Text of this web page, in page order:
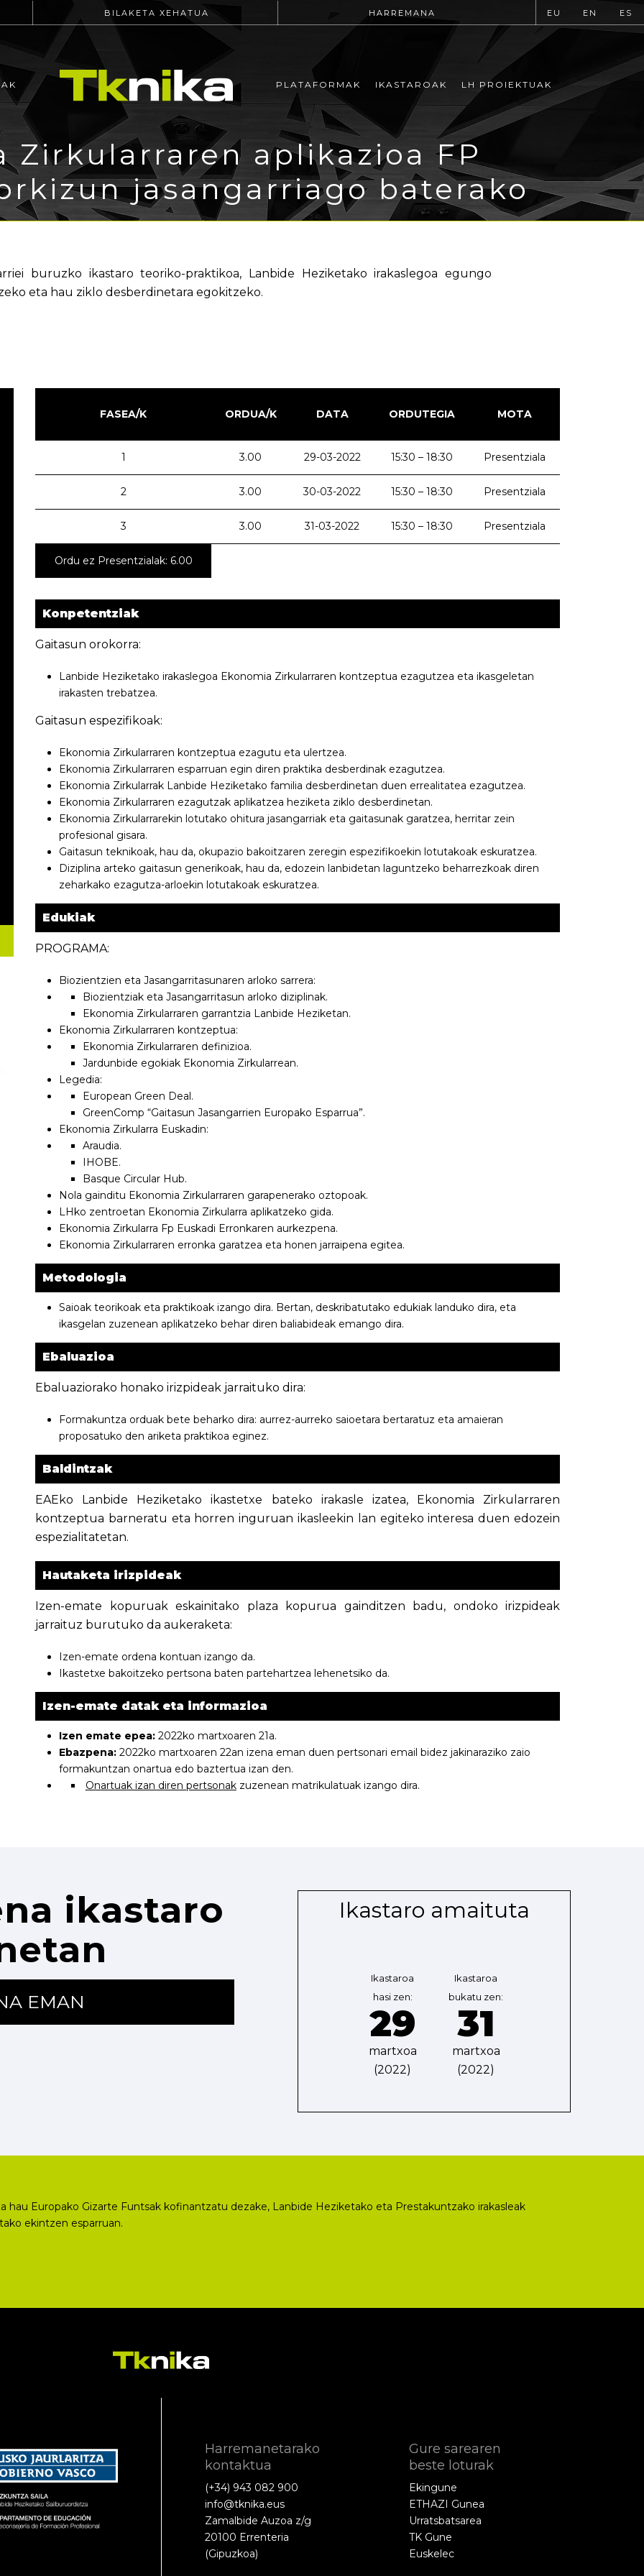
BILAKETA XEHATUA HARREMANA EU EN ES
PLATAFORMAK IKASTAROAK LH PROIEKTUAK
Zirkularraren aplikazioa FP
jasangarriago baterako
buruzko ikastaro teoriko-praktikoa, Lanbide Heziketako irakaslegoa egungo
eta hau ziklo desberdinetara egokitzeko.
FASEA/K ORDUA/K DATA ORDUTEGIA MOTA
1 3.00 29-03-2022 15:30 – 18:30 Presentziala
2 3.00 30-03-2022 15:30 – 18:30 Presentziala
3 3.00 31-03-2022 15:30 – 18:30 Presentziala
Ordu ez Presentzialak: 6.00
Konpetentziak
Gaitasun orokorra:
Lanbide Heziketako irakaslegoa Ekonomia Zirkularraren kontzeptua ezagutzea eta ikasgeletan
irakasten trebatzea.
Gaitasun espezifikoak:
Ekonomia Zirkularraren kontzeptua ezagutu eta ulertzea.
Ekonomia Zirkularraren esparruan egin diren praktika desberdinak ezagutzea.
Ekonomia Zirkularrak Lanbide Heziketako familia desberdinetan duen errealitatea ezagutzea.
Ekonomia Zirkularraren ezagutzak aplikatzea heziketa ziklo desberdinetan.
Ekonomia Zirkularrarekin lotutako ohitura jasangarriak eta gaitasunak garatzea, herritar zein
profesional gisara.
Gaitasun teknikoak, hau da, okupazio bakoitzaren zeregin espezifikoekin lotutakoak eskuratzea.
Diziplina arteko gaitasun generikoak, hau da, edozein lanbidetan laguntzeko beharrezkoak diren
zeharkako ezagutza-arloekin lotutakoak eskuratzea.
Edukiak
PROGRAMA:
Biozientzien eta Jasangarritasunaren arloko sarrera:
Biozientziak eta Jasangarritasun arloko diziplinak.
Ekonomia Zirkularraren garrantzia Lanbide Heziketan.
Ekonomia Zirkularraren kontzeptua:
Ekonomia Zirkularraren definizioa.
Jardunbide egokiak Ekonomia Zirkularrean.
Legedia:
European Green Deal.
GreenComp “Gaitasun Jasangarrien Europako Esparrua”.
Ekonomia Zirkularra Euskadin:
Araudia.
IHOBE.
Basque Circular Hub.
Nola gainditu Ekonomia Zirkularraren garapenerako oztopoak.
LHko zentroetan Ekonomia Zirkularra aplikatzeko gida.
Ekonomia Zirkularra Fp Euskadi Erronkaren aurkezpena.
Ekonomia Zirkularraren erronka garatzea eta honen jarraipena egitea.
Metodologia
Saioak teorikoak eta praktikoak izango dira. Bertan, deskribatutako edukiak landuko dira, eta
ikasgelan zuzenean aplikatzeko behar diren baliabideak emango dira.
Ebaluazioa
Ebaluaziorako honako irizpideak jarraituko dira:
Formakuntza orduak bete beharko dira: aurrez-aurreko saioetara bertaratuz eta amaieran
proposatuko den ariketa praktikoa eginez.
Baldintzak
EAEko Lanbide Heziketako ikastetxe bateko irakasle izatea, Ekonomia Zirkularraren
kontzeptua barneratu eta horren inguruan ikasleekin lan egiteko interesa duen edozein
espezialitatetan.
Hautaketa irizpideak
Izen-emate kopuruak eskainitako plaza kopurua gainditzen badu, ondoko irizpideak
jarraituz burutuko da aukeraketa:
Izen-emate ordena kontuan izango da.
Ikastetxe bakoitzeko pertsona baten partehartzea lehenetsiko da.
Izen-emate datak eta informazioa
Izen emate epea: 2022ko martxoaren 21a.
Ebazpena: 2022ko martxoaren 22an izena eman duen pertsonari email bidez jakinaraziko zaio
formakuntzan onartua edo baztertua izan den.
Onartuak izan diren pertsonakzuzenean matrikulatuak izango dira.
ikastaro
EMAN
Ikastaro amaituta
Ikastaroa
hasi zen:
29
martxoa
(2022)
Ikastaroa
bukatu zen:
31
martxoa
(2022)
hau Europako Gizarte Funtsak kofinantzatu dezake, Lanbide Heziketako eta Prestakuntzako irakasleak
ekintzen esparruan.
Harremanetarako
kontaktua
(+34) 943 082 900
info@tknika.eus
Zamalbide Auzoa z/g
20100 Errenteria
(Gipuzkoa)
Gure sarearen
beste loturak
Ekingune
ETHAZI Gunea
Urratsbatsarea
TK Gune
Euskelec